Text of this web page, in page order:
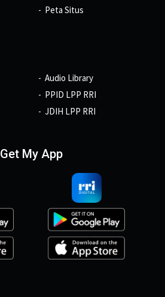
Peta Situs
Audio Library
PPID LPP RRI
JDIH LPP RRI
Get My App